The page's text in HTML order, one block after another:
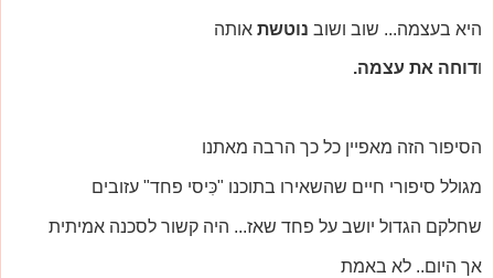
היא בעצמה... שוב ושוב נוטשת אותה
ודוחה את עצמה.
הסיפור הזה מאפיין כל כך הרבה מאתנו
מגולל סיפורי חיים שהשאירו בתוכנו "כִּיסי פחד" עזובים
שחלקם הגדול יושב על פחד שאז... היה קשור לסכנה אמיתית
אך היום.. לא באמת